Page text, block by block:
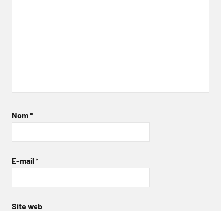
Nom*
E-mail *
Site web